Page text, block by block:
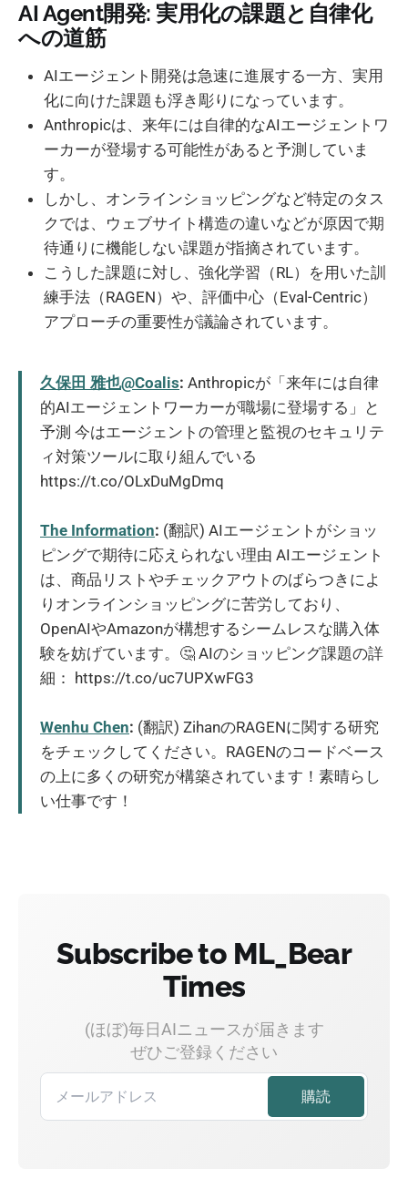
AI Agent開発: 実用化の課題と自律化
への道筋
AIエージェント開発は急速に進展する一方、実用
化に向けた課題も浮き彫りになっています。
Anthropicは、来年には自律的なAIエージェントワ
ーカーが登場する可能性があると予測していま
す。
しかし、オンラインショッピングなど特定のタス
クでは、ウェブサイト構造の違いなどが原因で期
待通りに機能しない課題が指摘されています。
こうした課題に対し、強化学習（RL）を用いた訓
練手法（RAGEN）や、評価中心（Eval-Centric）
アプローチの重要性が議論されています。
久保田 雅也@Coalis: Anthropicが「来年には自律
的AIエージェントワーカーが職場に登場する」と
予測 今はエージェントの管理と監視のセキュリテ
ィ対策ツールに取り組んでいる
https://t.co/OLxDuMgDmq
The Information: (翻訳) AIエージェントがショッ
ピングで期待に応えられない理由 AIエージェント
は、商品リストやチェックアウトのばらつきによ
りオンラインショッピングに苦労しており、
OpenAIやAmazonが構想するシームレスな購入体
験を妨げています。🤔 AIのショッピング課題の詳
細： https://t.co/uc7UPXwFG3
Wenhu Chen: (翻訳) ZihanのRAGENに関する研究
をチェックしてください。RAGENのコードベース
の上に多くの研究が構築されています！素晴らし
い仕事です！
Subscribe to ML_Bear
Times
(ほぼ)毎日AIニュースが届きます
ぜひご登録ください